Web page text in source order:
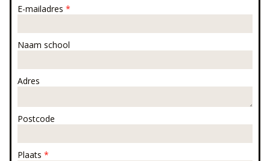
E-mailadres *
Naam school
Adres
Postcode
Plaats *